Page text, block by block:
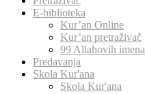
E-biblioteka
Kur’an Online
Kur’an pretraživač
99 Allahovih imena
Predavanja
Skola Kur'ana
Skola Kur'ana